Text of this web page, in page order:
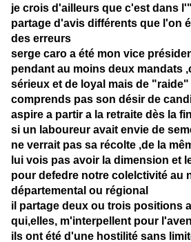
je crois d'ailleurs que c'est dans
partage d'avis différents que l'on
des erreurs
serge caro a été mon vice
pendant au moins deux mandats
sérieux et de loyal mais de
comprends pas son désir de
aspire a partir a la retraite dès la
si un laboureur avait envie de
ne verrait pas sa récolte ,de la
lui vois pas avoir la dimension et
pour defedre notre colelctivité au
départemental ou régional
il partage deux ou trois positions
qui,elles, m'interpellent pour
ils ont été d'une hostilité sans